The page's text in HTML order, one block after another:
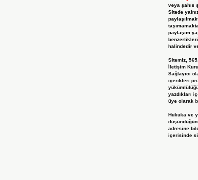
veya şahıs
Sitede
paylaşım
halindedir
Sitemiz,
İletişim
Sağlayıcı
içerikleri
yazdıkları
üye olarak
Hukuka ve
adresine
içerisinde